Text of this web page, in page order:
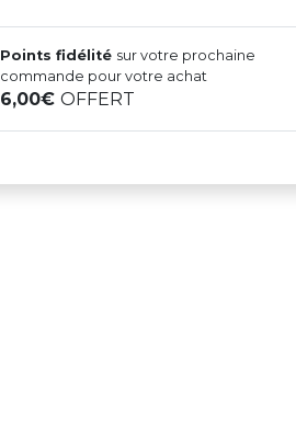
Points fidélité sur votre prochaine
commande pour votre achat
6,00OFFERT